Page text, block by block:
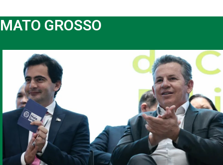
MATO GROSSO